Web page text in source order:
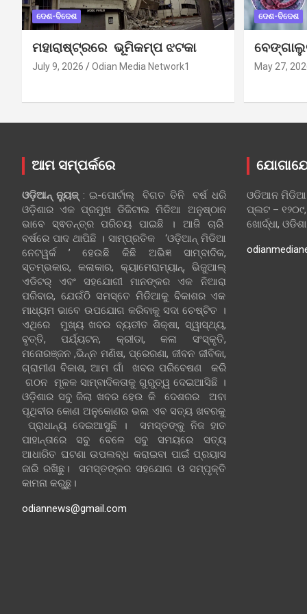
ଦେଶ-ବିଦେଶ
ମହାରାଷ୍ଟ୍ରରେ ଭୂମିକମ୍ପ ଝଟକା
July 9, 2026 Odian Media Network1
ଦେଶ-ବିଦେଶ
May 27,
ଆମ ସମ୍ପର୍କରେ
ଓଡ଼ିଆନ୍‍ ନ୍ୟୁଜ୍‍: ଇ-ପୋର୍ଟାଲ୍ ବିଗତ ତିନି ବର୍ଷ ଧରି
ଓଡ଼ିଶାର ଏକ ପ୍ରମୁଖ ଡିଜିଟାଲ ମିଡିଆ ଅନୁଷ୍ଠାନ
ଭାବେ ସ୍ଵତନ୍ତ୍ର ପରିଚୟ ପାଇଛି । ଆଜି ଚାରି
ବର୍ଷରେ ପାଦ ଥାପିଛି । ସାମ୍ପ୍ରତିକ ‘ଓଡ଼ିଆନ୍‍ ମିଡିଆ
ନେଟୱର୍କ ’ ହେଉଛି କିଛି ଅଭିଜ୍ଞ ସାମ୍ବାଦିକ,
ସ୍ତମ୍ଭକାର, କଳାକାର, କ୍ୟାମେରାମ୍ୟାନ୍, ଭିଜୁଆଲ୍
ଏଡିଟର୍ ଏବଂ ସହଯୋଗୀ ମାନଙ୍କର ଏକ ନିଆରା
ପରିବାର, ଯେଉଁଠି ସମସ୍ତେ ମିଡିଆକୁ ବିକାଶର ଏକ
ମାଧ୍ୟମ ଭାବେ ଉପଯୋଗ କରିବାକୁ ସଦା ଚେଷ୍ଟିତ ।
ଏଥିରେ ମୁଖ୍ୟ ଖବର ବ୍ୟତୀତ ଶିକ୍ଷା, ସ୍ୱାସ୍ଥ୍ୟ,
ବୃତ୍ତି, ପର୍ଯ୍ୟଟନ, କ୍ରୀଡା, କଳା ସଂସ୍କୃତି,
ମନୋରଞ୍ଜନ ,ଭିନ୍ନ ମଣିଷ, ପ୍ରେରଣା, ଜୀବନ ଜୀବିକା,
ଗ୍ରାମୀଣ ବିକାଶ, ଆମ ଗାଁ ଖବର ପରିବେଷଣ କରି
ଗଠନ ମୂଳକ ସାମ୍ବାଦିକତାକୁ ଗୁରୁତ୍ୱ ଦେଇଆସିଛି ।
ଓଡ଼ିଶାର ସବୁ ଜିଲା ଖବର ହେଉ କି ଦେଶରର ଅବା
ପୃଥିବୀର କୋଣ ଅନୁକୋଣର ଭଲ ଏବ ସତ୍ୟ ଖବରକୁ
ପ୍ରାଧାନ୍ୟ ଦେଇଆସୁଛି । ସମସ୍ତଙ୍କୁ ନିଜ ହାତ
ପାହାନ୍ତାରେ ସବୁ ବେଳେ ସବୁ ସମୟରେ ସତ୍ୟ
ଆଧାରିତ ଘଟଣା ଉପଲବ୍ଧ କରାଇବା ପାଇଁ ପ୍ରୟାସ
ଜାରି ରଖିଛୁ। ସମସ୍ତଙ୍କର ସହଯୋଗ ଓ ସମ୍ପୃକ୍ତି
କାମନା କରୁଛୁ।
odiannews@gmail.com
ଓଡିଆନ ମିଡିଆ
ପ୍ଲଟ –
ଖୋର୍ଦ୍ଧା,